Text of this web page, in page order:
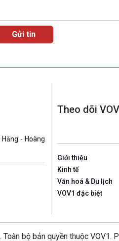
- Hoàng
Theo dõi
Giới thiệu
Kinh tế
Văn hoá & Du lịch
VOV1 đặc biệt
Toàn bộ bản quyền thuộc VOV1.